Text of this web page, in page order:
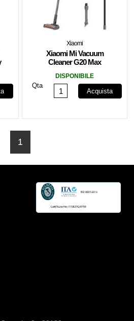
Xiaomi
Xiaomi Mi Vacuum
Cleaner G20 Max
EU
DISPONIBILE
Qta
Acquista
1